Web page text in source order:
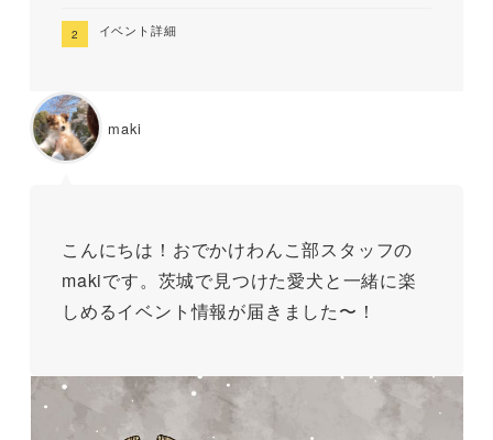
イベント詳細
maki
こんにちは！おでかけわんこ部スタッフの
makiです。茨城で見つけた愛犬と一緒に楽
しめるイベント情報が届きました〜！